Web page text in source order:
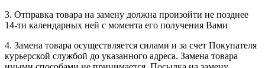
3. Отправка товара на замену должна произойти не позднее
14-ти календарных ней с момента его получения Вами
4. Замена товара осуществляется силами и за счет Покупателя
курьерской службой до указанного адреса. Замена товара